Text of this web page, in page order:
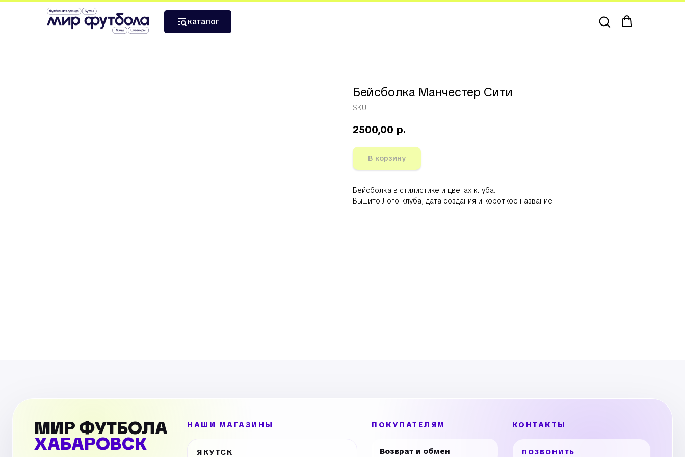
каталог
Главная›Сувениры и атрибутика ›Бейсболка Манчестер Сити
Бейсболка Манчестер Сити
SKU:
2500,00 р.
В корзину
Бейсболка в стилистике и цветах клуба.
Вышито Лого клуба, дата создания и короткое название
МИР ФУТБОЛА
ХАБАРОВСК
НАШИ МАГАЗИНЫ
ЯКУТСК
ПОКУПАТЕЛЯМ
Возврат и обмен
КОНТАКТЫ
ПОЗВОНИТЬ